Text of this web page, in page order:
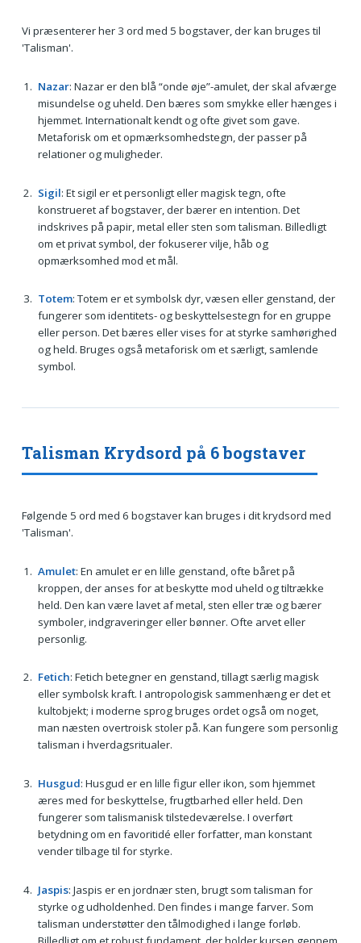
Vi præsenterer her 3 ord med 5 bogstaver, der kan bruges til
'Talisman'.
Nazar: Nazar er den blå “onde øje”-amulet, der skal afværge
misundelse og uheld. Den bæres som smykke eller hænges i
hjemmet. Internationalt kendt og ofte givet som gave.
Metaforisk om et opmærksomhedstegn, der passer på
relationer og muligheder.
Sigil: Et sigil er et personligt eller magisk tegn, ofte
konstrueret af bogstaver, der bærer en intention. Det
indskrives på papir, metal eller sten som talisman. Billedligt
om et privat symbol, der fokuserer vilje, håb og
opmærksomhed mod et mål.
Totem: Totem er et symbolsk dyr, væsen eller genstand, der
fungerer som identitets- og beskyttelsestegn for en gruppe
eller person. Det bæres eller vises for at styrke samhørighed
og held. Bruges også metaforisk om et særligt, samlende
symbol.
Talisman Krydsord på 6 bogstaver
Følgende 5 ord med 6 bogstaver kan bruges i dit krydsord med
'Talisman'.
Amulet: En amulet er en lille genstand, ofte båret på
kroppen, der anses for at beskytte mod uheld og tiltrække
held. Den kan være lavet af metal, sten eller træ og bærer
symboler, indgraveringer eller bønner. Ofte arvet eller
personlig.
Fetich: Fetich betegner en genstand, tillagt særlig magisk
eller symbolsk kraft. I antropologisk sammenhæng er det et
kultobjekt; i moderne sprog bruges ordet også om noget,
man næsten overtroisk stoler på. Kan fungere som personlig
talisman i hverdagsritualer.
Husgud: Husgud er en lille figur eller ikon, som hjemmet
æres med for beskyttelse, frugtbarhed eller held. Den
fungerer som talismanisk tilstedeværelse. I overført
betydning om en favoritidé eller forfatter, man konstant
vender tilbage til for styrke.
Jaspis: Jaspis er en jordnær sten, brugt som talisman for
styrke og udholdenhed. Den findes i mange farver. Som
talisman understøtter den tålmodighed i lange forløb.